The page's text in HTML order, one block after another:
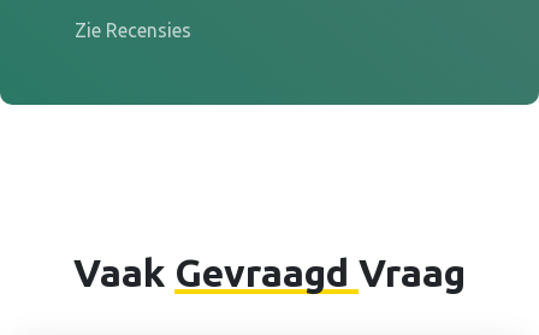
Zie Recensies
Vaak Gevraagd Vraag